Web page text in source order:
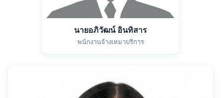
นายอภิวัฒน์ อินทิสาร
พนักงานจ้างเหมาบริการ